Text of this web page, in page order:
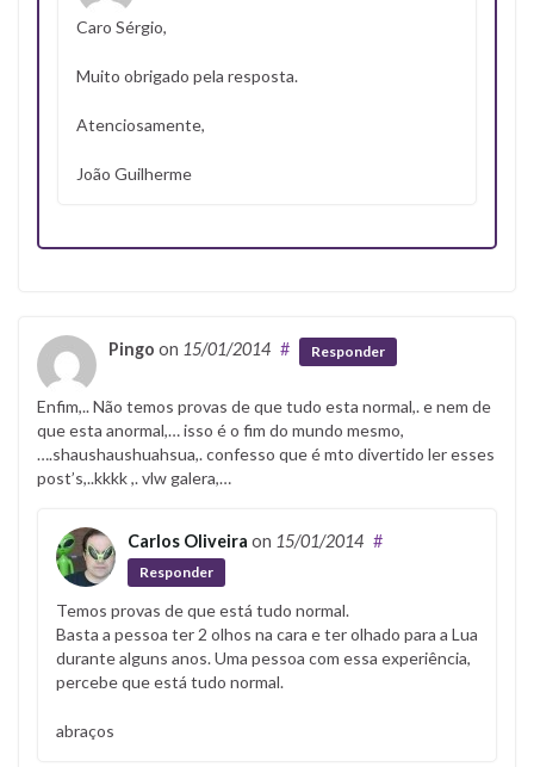
Caro Sérgio,
Muito obrigado pela resposta.
Atenciosamente,
João Guilherme
Pingo on 15/01/2014 # Responder
Enfim,.. Não temos provas de que tudo esta normal,. e nem de
que esta anormal,… isso é o fim do mundo mesmo,
….shaushaushuahsua,. confesso que é mto divertido ler esses
post’s,..kkkk ,. vlw galera,…
Carlos Oliveira on 15/01/2014 #
Responder
Temos provas de que está tudo normal.
Basta a pessoa ter 2 olhos na cara e ter olhado para a Lua
durante alguns anos. Uma pessoa com essa experiência,
percebe que está tudo normal.
abraços